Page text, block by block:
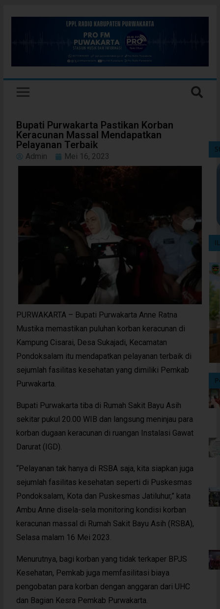
Bupati Purwakarta Pastikan Korban
Keracunan Massal Mendapatkan
Pelayanan Terbaik
Admin Mei 16, 2023
PURWAKARTA – Bupati Purwakarta Anne Ratna
Mustika memastikan puluhan korban keracunan di
Kampung Cisarai, Desa Sukajadi, Kecamatan
Pondoksalam itu mendapatkan pelayanan terbaik di
sejumlah fasilitas kesehatan yang dimiliki Pemkab
Purwakarta.
Bupati Purwakarta tiba di Rumah Sakit Bayu Asih
sekitar pukul 20.00 WIB dan langsung meninjau para
korban dugaan keracunan di ruangan Instalasi Gawat
Darurat (IGD).
“Pelayanan tak hanya di RSBA saja, kita siapkan juga
sejumlah fasilitas kesehatan seperti di Puskesmas
Pondoksalam, Kota dan Puskesmas Jatiluhur,” kata
Ambu Anne disela-sela monitoring kondisi korban
keracunan massal di Rumah Sakit Bayu Asih (RSBA),
Selasa malam 16 Mei 2023.
Menurutnya, bagi korban yang tidak terkaper BPJS
Kesehatan, Pemkab juga memfasilitasi biaya
pengobatan para korban dengan anggaran dari UHC
dan Bagian Kesra Pemkab Purwakarta.